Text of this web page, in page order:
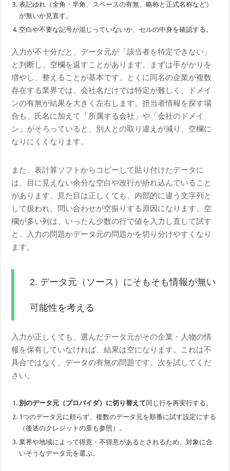
表記ゆれ（全角・半角、スペースの有無、略称と正式名称など）
が無いか見直す。
空白や不要な記号が混じっていないか、セルの中身を確認する。
入力が不十分だと、データ元が「該当者を特定できない」
と判断し、空欄を返すことがあります。まずは手がかりを
増やし、整えることが基本です。とくに同名の企業が複数
存在する業界では、会社名だけでは特定が難しく、ドメイ
ンの有無が結果を大きく左右します。担当者情報を探す場
合も、氏名に加えて「所属する会社」や「会社のドメイ
ン」がそろっていると、別人との取り違えが減り、空欄に
なりにくくなります。
また、表計算ソフトからコピーして貼り付けたデータに
は、目に見えない余分な空白や改行が紛れ込んでいること
があります。見た目は正しくても、内部的に違う文字列と
して扱われ、問い合わせが空振りする原因になります。空
欄が多い列は、いったん少数の行で値を入力し直して試す
と、入力の問題かデータ元の問題かを切り分けやすくなり
ます。
2. データ元（ソース）にそもそも情報が無い
可能性を考える
入力が正しくても、選んだデータ元がその企業・人物の情
報を保有していなければ、結果は空になります。これは不
具合ではなく、データの有無の問題です。次を試してくだ
さい。
別のデータ元（プロバイダ）に切り替えて 同じ行を再実行する。
1つのデータ元に頼らず、複数のデータ元を順番に試す設定にする
（後述のクレジットの章も参照）。
業界や地域によって得意・不得意があるとされるため、対象に合
いそうなデータ元を選ぶ。